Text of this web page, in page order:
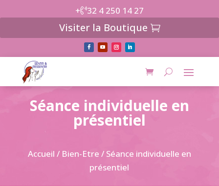
+ 32 4 250 14 27
Visiter la Boutique
Séance individuelle en
présentiel
Accueil / Bien-Etre / Séance individuelle en
présentiel